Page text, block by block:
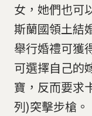
女，她們也可
斯蘭國領土結
舉行婚禮可獲
可選擇自己的
寶，反而要求
列)突擊步槍。